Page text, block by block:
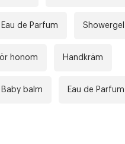
Eau de Parfum Showergel
honom Handkräm
Baby balm Eau de Parfum